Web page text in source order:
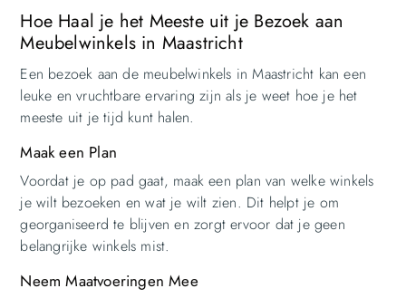
Hoe Haal je het Meeste uit je Bezoek aan
Meubelwinkels in Maastricht
Een bezoek aan de meubelwinkels in Maastricht kan een
leuke en vruchtbare ervaring zijn als je weet hoe je het
meeste uit je tijd kunt halen.
Maak een Plan
Voordat je op pad gaat, maak een plan van welke winkels
je wilt bezoeken en wat je wilt zien. Dit helpt je om
georganiseerd te blijven en zorgt ervoor dat je geen
belangrijke winkels mist.
Neem Maatvoeringen Mee